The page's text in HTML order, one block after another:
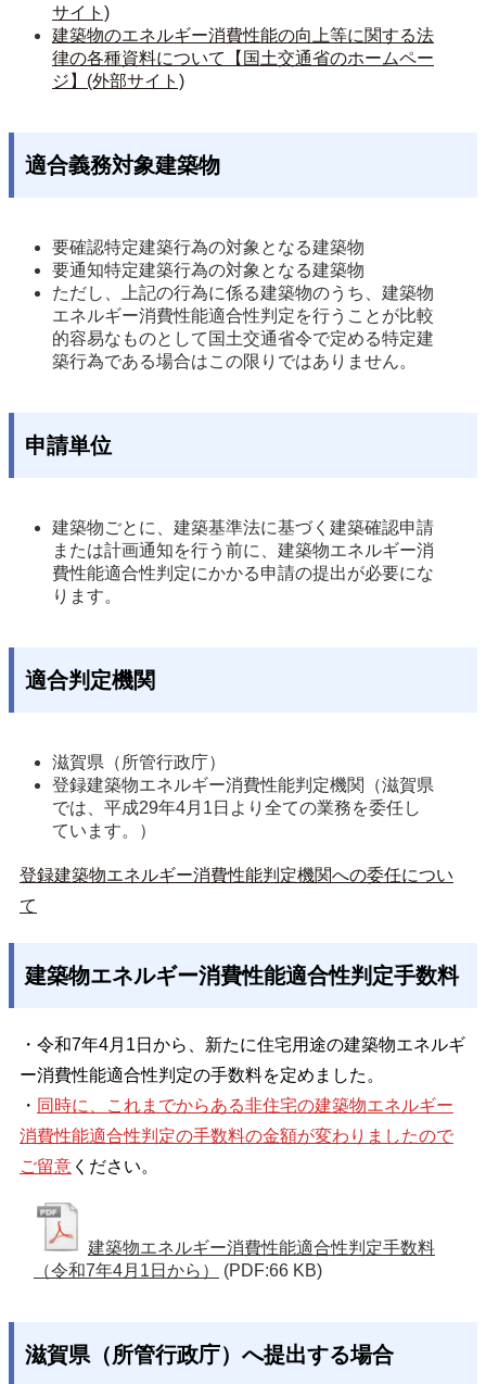
サイト)
建築物のエネルギー消費性能の向上等に関する法
律の各種資料について【国土交通省のホームペー
ジ】(外部サイト)
適合義務対象建築物
要確認特定建築行為の対象となる建築物
要通知特定建築行為の対象となる建築物
ただし、上記の行為に係る建築物のうち、建築物
エネルギー消費性能適合性判定を行うことが比較
的容易なものとして国土交通省令で定める特定建
築行為である場合はこの限りではありません。
申請単位
建築物ごとに、建築基準法に基づく建築確認申請
または計画通知を行う前に、建築物エネルギー消
費性能適合性判定にかかる申請の提出が必要にな
ります。
適合判定機関
滋賀県（所管行政庁）
登録建築物エネルギー消費性能判定機関（滋賀県
では、平成29年4月1日より全ての業務を委任し
ています。）
登録建築物エネルギー消費性能判定機関への委任につい
て
建築物エネルギー消費性能適合性判定手数料
・令和7年4月1日から、新たに住宅用途の建築物エネルギ
ー消費性能適合性判定の手数料を定めました。
・ 同時に、これまでからある非住宅の建築物エネルギー
消費性能適合性判定の手数料の金額が変わりましたので
ご留意 ください。
建築物エネルギー消費性能適合性判定手数料
（令和7年4月1日から）
(PDF:66 KB)
滋賀県（所管行政庁）へ提出する場合